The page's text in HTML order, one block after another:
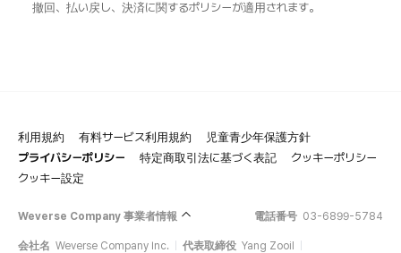
撤回、払い戻し、決済に関するポリシーが適用されます。
利用規約 有料サービス利用規約
児童青少年保護方針
プライバシーポリシー
特定商取引法に基づく表記
クッキーポリシー
クッキー設定
Weverse Company 事業者情報 電話番号 03-6899-5784
会社名 Weverse Company Inc. 代表取締役 Yang Zooil